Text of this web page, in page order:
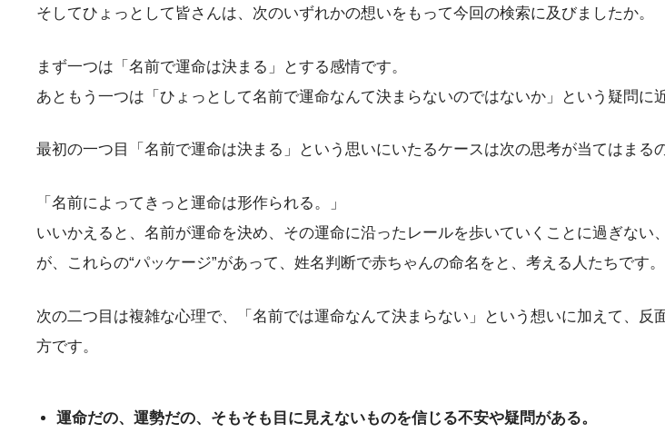
そしてひょっとして皆さんは、次のいずれかの想いをもって今回の検索に及びましたか。
まず一つは「名前で運命は決まる」とする感情です。
あともう一つは「ひょっとして名前で運命なんて決まらないのではないか」という疑問に
最初の一つ目「名前で運命は決まる」という思いにいたるケースは次の思考が当てはまる
「名前によってきっと運命は形作られる。」
いいかえると、名前が運命を決め、その運命に沿ったレールを歩いていくことに過ぎな
が、これらの“パッケージ”があって、姓名判断で赤ちゃんの命名をと、考える人たちです。
次の二つ目は複雑な心理で、「名前では運命なんて決まらない」という想いに加えて、
方です。
運命だの、運勢だの、そもそも目に見えないものを信じる不安や疑問がある。